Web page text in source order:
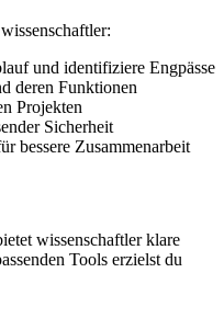
und identifiziere Engpässe
deren Funktionen
Projekten
Sicherheit
bessere Zusammenarbeit
wissenschaftler klare
Tools erzielst du